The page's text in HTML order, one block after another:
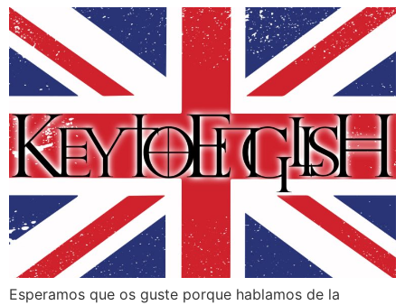
Esperamos que os guste porque hablamos de la